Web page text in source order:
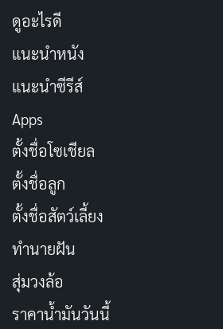
พวกเขาควรจะสู้อยู่ฝั่งเดียวกัน แต่ชะ
ร้าย ทำให้พวกเขากลายเป็นคู่ต่อสู้ คว
ต้องเป็นแบบนี้” กระแทกใจคนดูอย่า
ไม่ได้แค่เน้นการต่อสู้ แต่ยังเล่นกับอา
ชาญฉลาด
สิ่งที่โดดเด่นมากในซีซั่นนี้คือคุณภาพ
MAPPA ทุ่มสุดตัว ทุกเฟรมดูสวยงาม
แต่เอฟเฟกต์แสงเงาก็สมจริงมากจนต้
ก็ตาม ยังต้องลุ้นว่าคุณภาพระดับนี้จะ
ทั้งซีซั่นหรือเปล่า เพราะใน Season
บ้างในช่วงท้าย แต่ถ้าดูจากความตั้งใ
ดูอะไรดี
แนะนำหนัง
แนะนำซีรีส์
Apps
ตั้งชื่อโซเชียล
ตั้งชื่อลูก
ตั้งชื่อสัตว์เลี้ยง
ทำนายฝัน
สุ่มวงล้อ
ราคาน้ำมันวันนี้